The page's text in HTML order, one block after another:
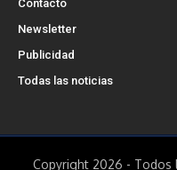
Contacto
Newsletter
Publicidad
Todas las noticias
Copyright 2026 - Todos